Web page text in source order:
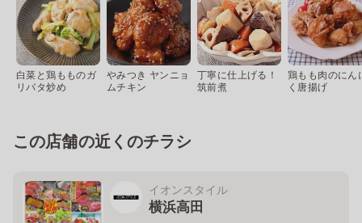
白菜と鶏もものガ
リバタ炒め
やみつき ヤンニョ
ムチキン
丁寧に仕上げる！
筑前煮
鶏もも肉のにん
く唐揚げ
この店舗の近くのチラシ
イオンスタイル
横浜高田